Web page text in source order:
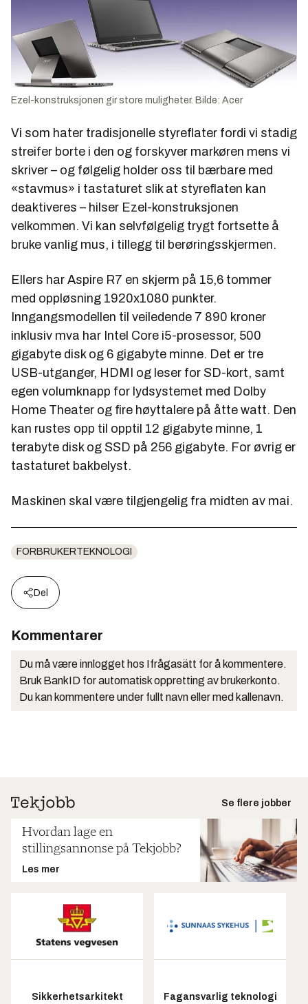
Ezel-konstruksjonen gir store muligheter. Bilde: Acer
Vi som hater tradisjonelle styreflater fordi vi stadig
streifer borte i den og forskyver markøren mens vi
skriver – og følgelig holder oss til bærbare med
«stavmus» i tastaturet slik at styreflaten kan
deaktiveres – hilser Ezel-konstruksjonen
velkommen. Vi kan selvfølgelig trygt fortsette å
bruke vanlig mus, i tillegg til berøringsskjermen.
Ellers har Aspire R7 en skjerm på 15,6 tommer
med oppløsning 1920x1080 punkter.
Inngangsmodellen til veiledende 7 890 kroner
inklusiv mva har Intel Core i5-prosessor, 500
gigabyte disk og 6 gigabyte minne. Det er tre
USB-utganger, HDMI og leser for SD-kort, samt
egen volumknapp for lydsystemet med Dolby
Home Theater og fire høyttalere på åtte watt. Den
kan rustes opp til opptil 12 gigabyte minne, 1
terabyte disk og SSD på 256 gigabyte. For øvrig er
tastaturet bakbelyst.
Maskinen skal være tilgjengelig fra midten av mai.
FORBRUKERTEKNOLOGI
Del
Kommentarer
Du må være innlogget hos Ifrågasätt for å kommentere.
Bruk BankID for automatisk oppretting av brukerkonto.
Du kan kommentere under fullt navn eller med kallenavn.
Se flere jobber
Hvordan lage en
stillingsannonse på Tekjobb?
Les mer
Sikkerhetsarkitekt
Fagansvarlig teknologi